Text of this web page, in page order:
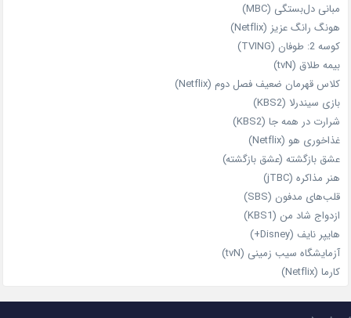
مبانی دل‌بستگی (MBC)
هونگ رانگ عزیز (Netflix)
کوسه 2: طوفان (TVING)
بیمه طلاق (tvN)
کلاس قهرمان ضعیف فصل دوم (Netflix)
بازی سیندرلا (KBS2)
شرارت در همه‌ جا (KBS2)
غذاخوری هو (Netflix)
عشق بازگشته (عشق بازگشته)
هنر مذاکره (jTBC)
قلب‌های مدفون (SBS)
ازدواج شاد من (KBS1)
هایپر نایف (Disney+)
آزمایشگاه سیب‌ زمینی (tvN)
کارما (Netflix)